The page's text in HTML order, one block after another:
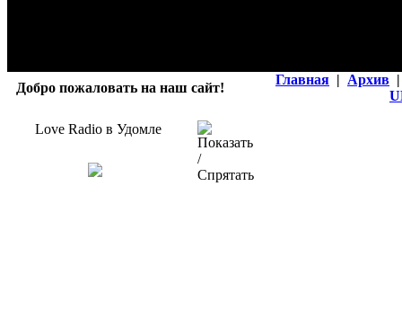
Добро пожаловать на наш сайт!
Главная | Архив |
Love Radio в Удомле